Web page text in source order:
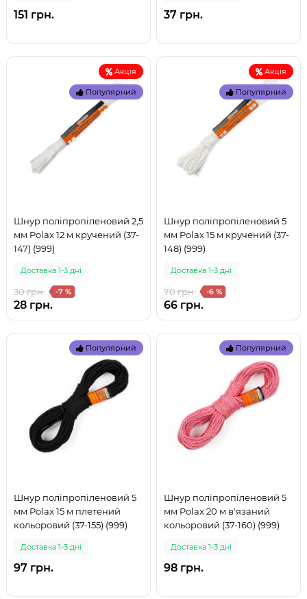
151 грн. 37 грн.
Акція
Популярний
Шнур поліпропіленовий 2,5
мм Polax 12 м кручений (37-
147) (999)
Доставка 1-3 дні
30 грн. -7 %
28 грн.
Акція
Популярний
Шнур поліпропіленовий 5
мм Polax 15 м кручений (37-
148) (999)
Доставка 1-3 дні
70 грн. -6 %
66 грн.
Популярний
Шнур поліпропіленовий 5
мм Polax 15 м плетений
кольоровий (37-155) (999)
Доставка 1-3 дні
97 грн.
Популярний
Шнур поліпропіленовий 5
мм Polax 20 м в'язаний
кольоровий (37-160) (999)
Доставка 1-3 дні
98 грн.